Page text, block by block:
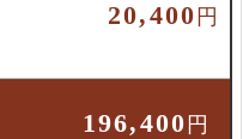
20,400円
196,400円